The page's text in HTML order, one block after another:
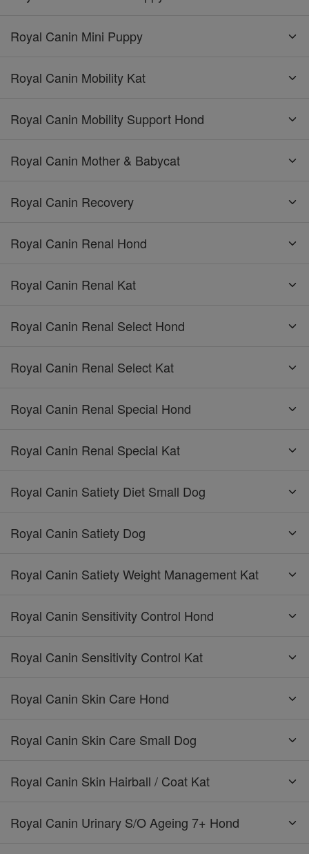
Royal Canin Mini Puppy
Royal Canin Mobility Kat
Royal Canin Mobility Support Hond
Royal Canin Mother & Babycat
Royal Canin Recovery
Royal Canin Renal Hond
Royal Canin Renal Kat
Royal Canin Renal Select Hond
Royal Canin Renal Select Kat
Royal Canin Renal Special Hond
Royal Canin Renal Special Kat
Royal Canin Satiety Diet Small Dog
Royal Canin Satiety Dog
Royal Canin Satiety Weight Management Kat
Royal Canin Sensitivity Control Hond
Royal Canin Sensitivity Control Kat
Royal Canin Skin Care Hond
Royal Canin Skin Care Small Dog
Royal Canin Skin Hairball / Coat Kat
Royal Canin Urinary S/O Ageing 7+ Hond